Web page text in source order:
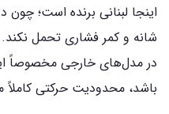
اینجا لبنانی برنده است؛
شانه و کمر فشاری تحمل نکند.
در مدل‌های خارجی مخصوصاً
باشد، محدودیت حرکتی